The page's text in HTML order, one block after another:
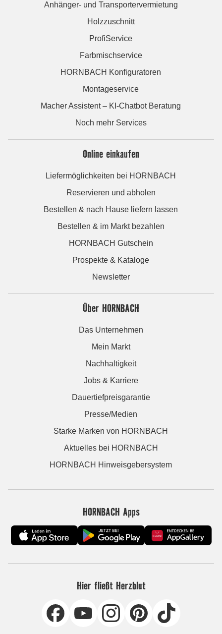
Anhänger- und Transportervermietung
Holzzuschnitt
ProfiService
Farbmischservice
HORNBACH Konfiguratoren
Montageservice
Macher Assistent – KI-Chatbot Beratung
Noch mehr Services
Online einkaufen
Liefermöglichkeiten bei HORNBACH
Reservieren und abholen
Bestellen & nach Hause liefern lassen
Bestellen & im Markt bezahlen
HORNBACH Gutschein
Prospekte & Kataloge
Newsletter
Über HORNBACH
Das Unternehmen
Mein Markt
Nachhaltigkeit
Jobs & Karriere
Dauertiefpreisgarantie
Presse/Medien
Starke Marken von HORNBACH
Aktuelles bei HORNBACH
HORNBACH Hinweisgebersystem
HORNBACH Apps
Hier fließt Herzblut